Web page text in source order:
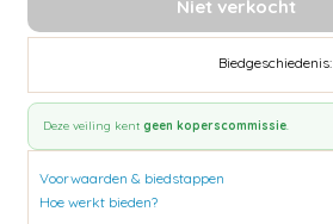
Niet verkocht
Biedgeschiedenis:
Deze veiling kent geen koperscommissie.
Voorwaarden & biedstappen
Hoe werkt bieden?